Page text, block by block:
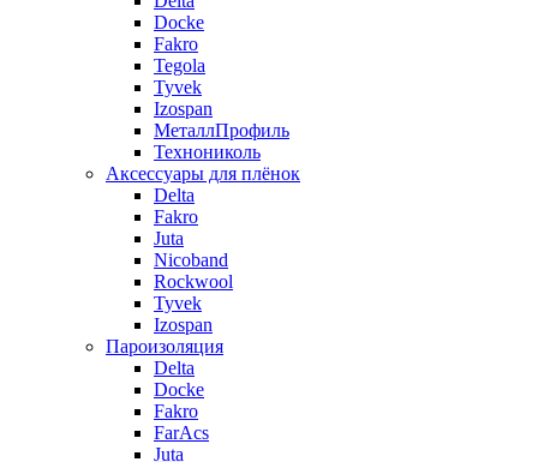
Docke
Fakro
Tegola
Tyvek
Izospan
МеталлПрофиль
Технониколь
Аксессуары для плёнок
Delta
Fakro
Juta
Nicoband
Rockwool
Tyvek
Izospan
Пароизоляция
Delta
Docke
Fakro
FarAcs
Juta